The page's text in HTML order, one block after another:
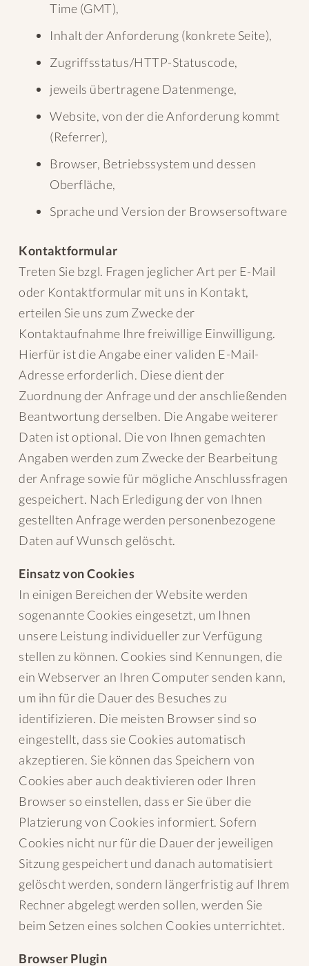
Time (GMT),
Inhalt der Anforderung (konkrete Seite),
Zugriffsstatus/HTTP-Statuscode,
jeweils übertragene Datenmenge,
Website, von der die Anforderung kommt
(Referrer),
Browser, Betriebssystem und dessen
Oberfläche,
Sprache und Version der Browsersoftware
Kontaktformular
Treten Sie bzgl. Fragen jeglicher Art per E-Mail
oder Kontaktformular mit uns in Kontakt,
erteilen Sie uns zum Zwecke der
Kontaktaufnahme Ihre freiwillige Einwilligung.
Hierfür ist die Angabe einer validen E-Mail-
Adresse erforderlich. Diese dient der
Zuordnung der Anfrage und der anschließenden
Beantwortung derselben. Die Angabe weiterer
Daten ist optional. Die von Ihnen gemachten
Angaben werden zum Zwecke der Bearbeitung
der Anfrage sowie für mögliche Anschlussfragen
gespeichert. Nach Erledigung der von Ihnen
gestellten Anfrage werden personenbezogene
Daten auf Wunsch gelöscht.
Einsatz von Cookies
In einigen Bereichen der Website werden
sogenannte Cookies eingesetzt, um Ihnen
unsere Leistung individueller zur Verfügung
stellen zu können. Cookies sind Kennungen, die
ein Webserver an Ihren Computer senden kann,
um ihn für die Dauer des Besuches zu
identifizieren. Die meisten Browser sind so
eingestellt, dass sie Cookies automatisch
akzeptieren. Sie können das Speichern von
Cookies aber auch deaktivieren oder Ihren
Browser so einstellen, dass er Sie über die
Platzierung von Cookies informiert. Sofern
Cookies nicht nur für die Dauer der jeweiligen
Sitzung gespeichert und danach automatisiert
gelöscht werden, sondern längerfristig auf Ihrem
Rechner abgelegt werden sollen, werden Sie
beim Setzen eines solchen Cookies unterrichtet.
Browser Plugin